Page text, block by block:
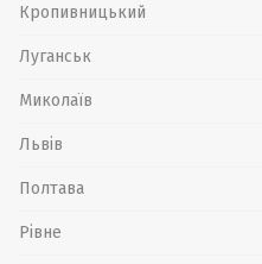
Кропивницький
Луганськ
Миколаїв
Львів
Полтава
Рівне